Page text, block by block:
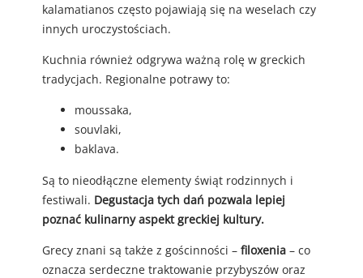
kalamatianos często pojawiają się na weselach czy
innych uroczystościach.
Kuchnia również odgrywa ważną rolę w greckich
tradycjach. Regionalne potrawy to:
moussaka,
souvlaki,
baklava.
Są to nieodłączne elementy świąt rodzinnych i
festiwali. Degustacja tych dań pozwala lepiej
poznać kulinarny aspekt greckiej kultury.
Grecy znani są także z gościnności – filoxenia – co
oznacza serdeczne traktowanie przybyszów oraz